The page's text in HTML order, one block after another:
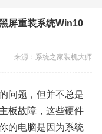
屏重装系统Win10
来源： 系统之家装机大师
题，但并不总是
板故障，这些硬件
的电脑是因为系统